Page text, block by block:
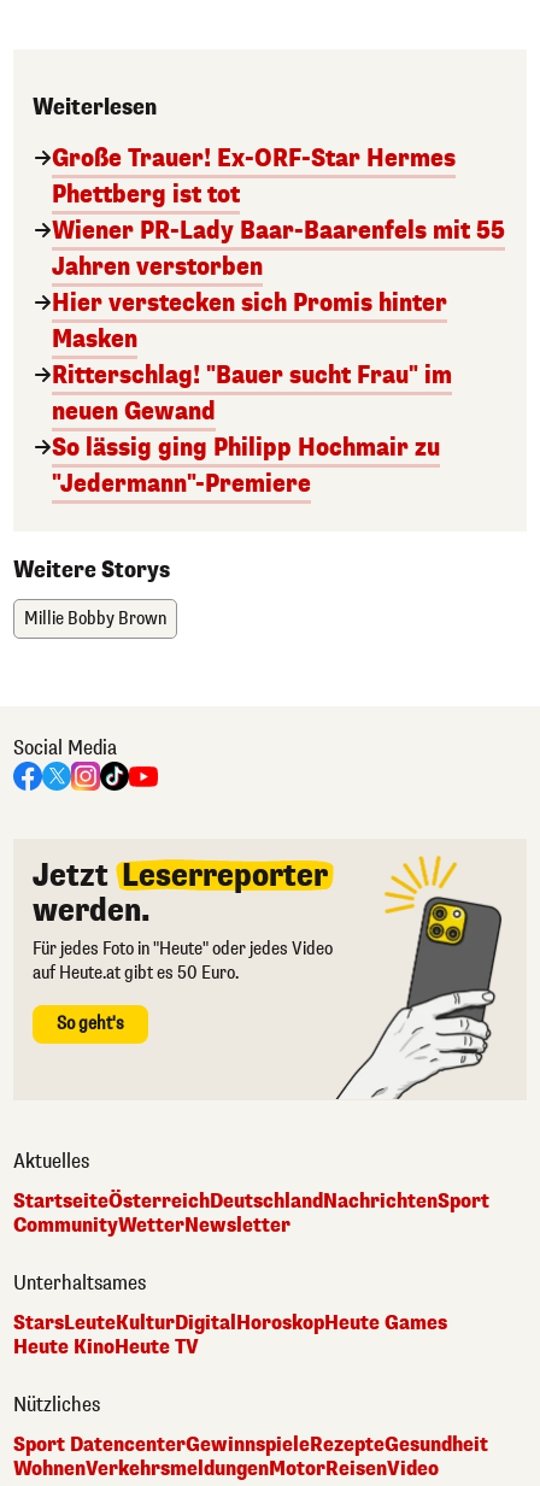
Weiterlesen
Große Trauer! Ex-ORF-Star Hermes
Phettberg ist tot
Wiener PR-Lady Baar-Baarenfels mit 55
Jahren verstorben
Hier verstecken sich Promis hinter
Masken
Ritterschlag! "Bauer sucht Frau" im
neuen Gewand
So lässig ging Philipp Hochmair zu
"Jedermann"-Premiere
Weitere Storys
Millie Bobby Brown
Social Media
Jetzt Leserreporter
werden.
Für jedes Foto in "Heute" oder jedes Video
auf Heute.at gibt es 50 Euro.
So geht's
Aktuelles
StartseiteÖsterreichDeutschlandNachrichtenSport
CommunityWetterNewsletter
Unterhaltsames
StarsLeuteKulturDigitalHoroskopHeute Games
Heute KinoHeute TV
Nützliches
Sport DatencenterGewinnspieleRezepteGesundheit
WohnenVerkehrsmeldungenMotorReisenVideo